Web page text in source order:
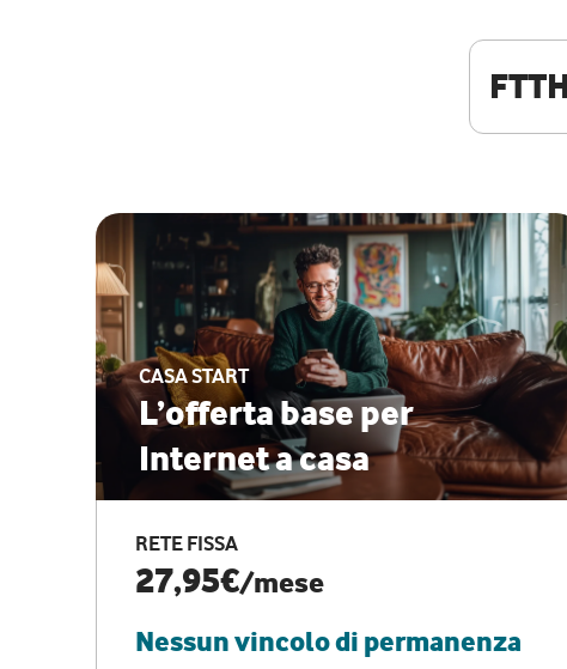
CASA START
L’offerta base per
Internet a casa
RETE FISSA
27,95€/mese
Nessun vincolo di permanenza